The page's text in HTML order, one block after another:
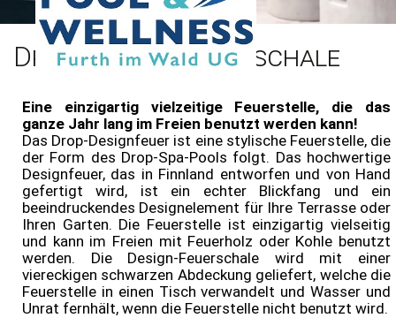
Abdeckungen
Zubehör
Sauna & Infrarot
Für den Garten
Kontakt
Onlineshop
Drop-Design Feuerschale
Eine einzigartig vielzeitige Feuerstelle, die das
ganze Jahr lang im Freien benutzt werden kann!
Das Drop-Designfeuer ist eine stylische Feuerstelle, die
der Form des Drop-Spa-Pools folgt. Das hochwertige
Designfeuer, das in Finnland entworfen und von Hand
gefertigt wird, ist ein echter Blickfang und ein
beeindruckendes Designelement für Ihre Terrasse oder
Ihren Garten. Die Feuerstelle ist einzigartig vielseitig
und kann im Freien mit Feuerholz oder Kohle benutzt
werden. Die Design-Feuerschale wird mit einer
viereckigen schwarzen Abdeckung geliefert, welche die
Feuerstelle in einen Tisch verwandelt und Wasser und
Unrat fernhält, wenn die Feuerstelle nicht benutzt wird.